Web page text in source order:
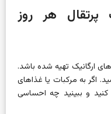
هر روز
ارگانیک تهیه شده باشد.
اگر به مرکبات یا غذاهای
و ببینید چه احساسی